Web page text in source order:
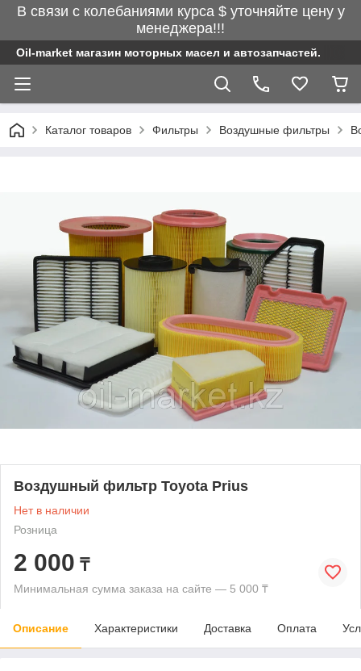
В связи с колебаниями курса $ уточняйте цену у
менеджера!!!
Oil-market магазин моторных масел и автозапчастей.
Каталог товаров Фильтры Воздушные фильтры
Воздушный фильтр Toyota Prius
Нет в наличии
Розница
2 000 ₸
Минимальная сумма заказа на сайте — 5 000 ₸
Описание Характеристики Доставка Оплата